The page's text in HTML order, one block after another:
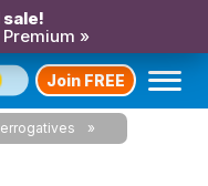
»
Join FREE